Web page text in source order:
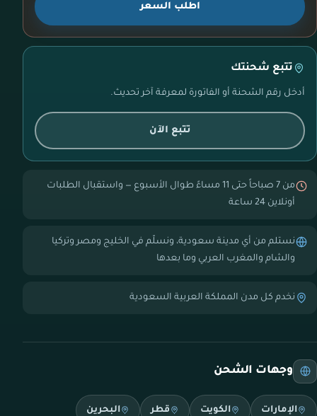
اطلب السعر
تتبع شحنتك
أدخل رقم الشحنة أو الفاتورة لمعرفة آخر تحديث.
تتبع الآن
من 7 صباحاً حتى 11 مساءً طوال الأسبوع — واستقبال الطلبات
أونلاين 24 ساعة
نستلم من أي مدينة سعودية، ونسلّم في الخليج ومصر وتركيا
والشام والمغرب العربي وما بعدها
نخدم كل مدن المملكة العربية السعودية
وجهات الشحن
الإمارات الكويت قطر البحرين